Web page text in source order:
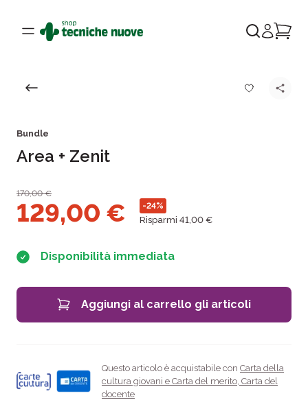
Bundle
Area + Zenit
170,00€
129,00 € -24%
Risparmi 41,00 €
Disponibilità immediata
Aggiungi al carrello gli articoli
Questo articolo è acquistabile con Carta della
cultura giovani e Carta del merito, Carta del
docente